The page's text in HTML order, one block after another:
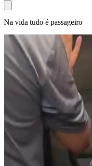
Na vida tudo é passageiro